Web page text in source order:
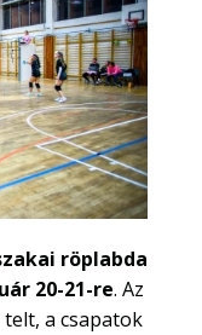
röplabda
20-21-re. Az
a csapatok